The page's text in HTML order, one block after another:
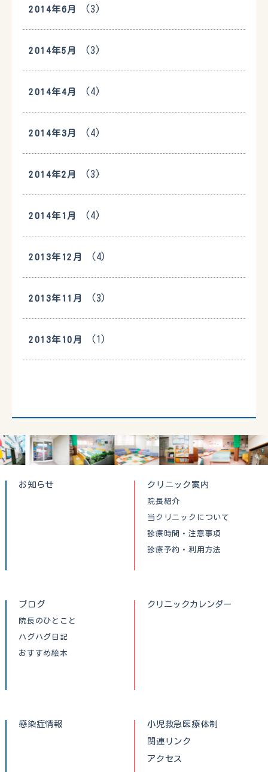
2014年6月 (3)
2014年5月 (3)
2014年4月 (4)
2014年3月 (4)
2014年2月 (3)
2014年1月 (4)
2013年12月 (4)
2013年11月 (3)
2013年10月 (1)
お知らせ クリニック案内
院長紹介
当クリニックについて
診療時間・注意事項
診療予約・利用方法
ブログ
院長のひとこと
ハグハグ日記
おすすめ絵本
クリニックカレンダー
感染症情報
小児救急医療体制
関連リンク
アクセス